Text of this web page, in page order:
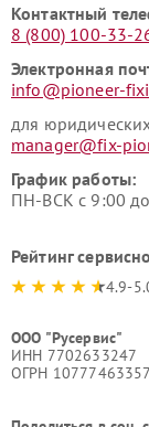
Контактный
8 (800) 100-33-
Электронная
info@pioneer-
для
manager@fix-
График работы:
ПН-ВСК с 9:00
Рейтинг
4.9-
ООО "Русервис"
ИНН 7702633247
ОГРН